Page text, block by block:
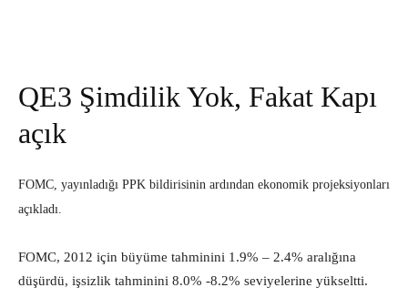
QE3 Şimdilik Yok, Fakat Kapı
açık
FOMC, yayınladığı PPK bildirisinin ardından ekonomik projeksiyonları
açıkladı.
FOMC, 2012 için büyüme tahminini 1.9% – 2.4% aralığına
düşürdü, işsizlik tahminini 8.0% -8.2% seviyelerine yükseltti.